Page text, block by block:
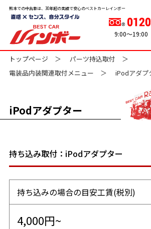
熊本での中古車は、30年超の実績で安心のベストカーレインボー
9:00～
トップページ
パーツ持込取付
電装品内装関連取付メニュー
iPodアダプ
iPodアダプター
持ち込み取付：iPodアダプター
持ち込みの場合の目安工賃(税別)
4,000円~